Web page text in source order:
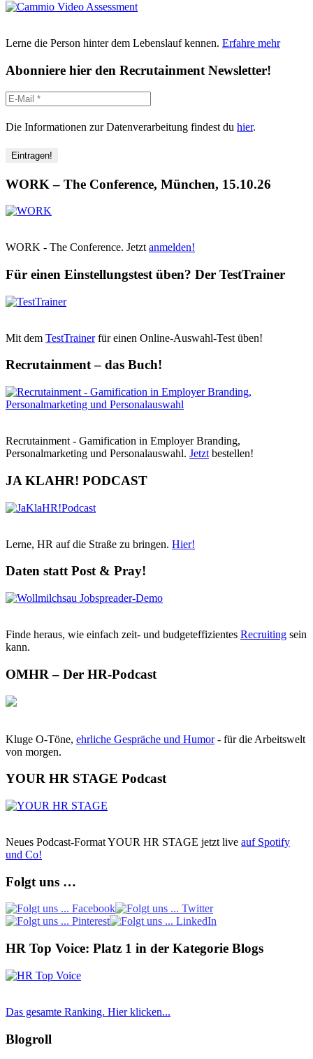
Lerne die Person hinter dem Lebenslauf kennen. Erfahre mehr
Abonniere hier den Recrutainment Newsletter!
Die Informationen zur Datenverarbeitung findest du hier.
WORK – The Conference, München, 15.10.26
WORK - The Conference. Jetzt anmelden!
Für einen Einstellungstest üben? Der TestTrainer
Mit dem TestTrainerfür einen Online-Auswahl-Test üben!
Recrutainment – das Buch!
Recrutainment - Gamification in Employer Branding,
Personalmarketing und Personalauswahl. Jetzt bestellen!
JA KLAHR! PODCAST
Lerne, HR auf die Straße zu bringen. Hier!
Daten statt Post & Pray!
Finde heraus, wie einfach zeit- und budgeteffizientes Recruiting sein
kann.
OMHR – Der HR-Podcast
Kluge O-Töne, ehrliche Gespräche und Humor- für die Arbeitswelt
von morgen.
YOUR HR STAGE Podcast
Neues Podcast-Format YOUR HR STAGE jetzt live auf Spotify
und Co!
Folgt uns …
HR Top Voice: Platz 1 in der Kategorie Blogs
Das gesamte Ranking. Hier klicken...
Blogroll